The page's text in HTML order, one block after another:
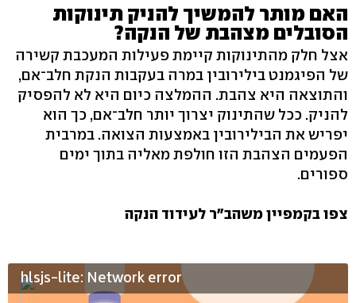
האם מותר להמשיך להניק תינוקות
הסובלים מצהבת של הנקה?
אצל חלק מהתינוקות קיימת פעילות המעכבת קשירה
של הפיגמנט בילירובין במרה בעקבות הנקת חלב־אם,
והתוצאה היא צהבת. ההמלצה כיום היא לא להפסיק
להניק. ככל שהתינוק יצרוך יותר חלב־אם, כך הוא
יפריש את הבילירובין באמצעות הצואה. במרבית
הפעמים הצהבת הזו חולפת מאליה בתוך ימים
ספורים.
צפו בקמפיין משהב"ר לעידוד הנקה
hlsjs-lite: Network error